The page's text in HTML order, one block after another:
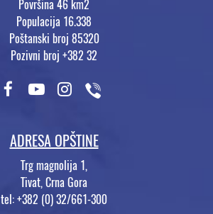
Površina 46 km2
Populacija 16.338
Poštanski broj 85320
Pozivni broj +382 32
ADRESA OPŠTINE
Trg magnolija 1,
Tivat, Crna Gora
tel: +382 (0) 32/661-300